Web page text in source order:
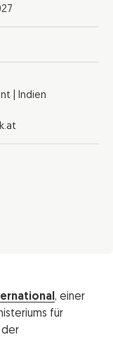
| Indien
, einer
für
der